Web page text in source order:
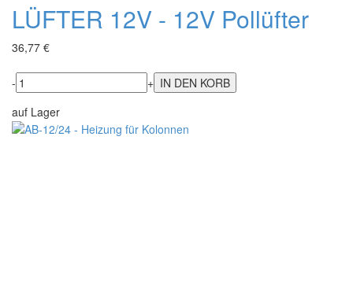
LÜFTER 12V - 12V Pollüfter
36,77 €
-
+
auf Lager